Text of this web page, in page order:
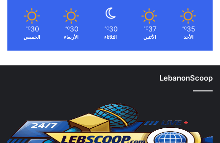
35
℃
الأحد
37
℃
الأثنين
30
℃
الثلاثاء
30
℃
الأربعاء
30
℃
الخميس
LebanonScoop